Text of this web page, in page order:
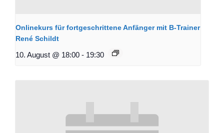
Onlinekurs für fortgeschrittene Anfänger mit B-Trainer
René Schildt
10. August @ 18:00 - 19:30